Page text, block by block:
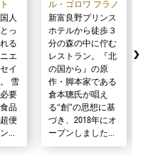
人
っ
る
エ
イ
雪
要
品
便
...
ル・ゴロワ フラノ
新富良野プリンス
ホテルから徒歩３
分の森の中に佇む
レストラン。『北
の国から』の原
作・脚本家である
倉本聰氏が唱え
る“創”の思想に基
づき、2018年にオ
ープンしました...